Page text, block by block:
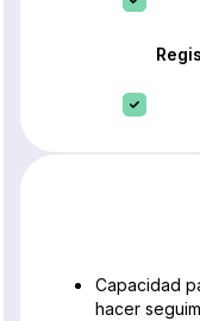
Capacidad
hacer